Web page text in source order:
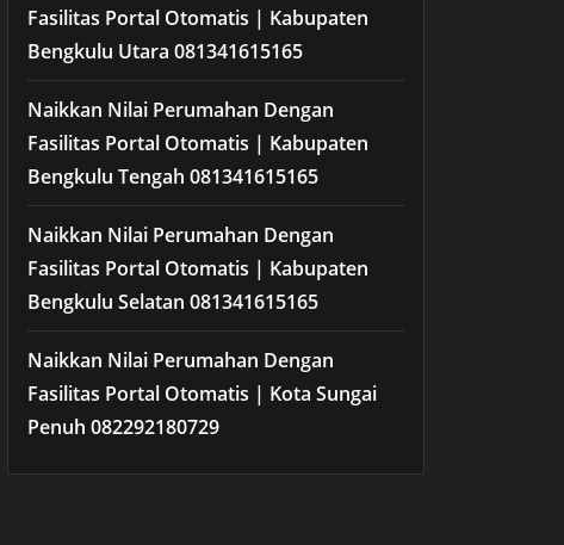
Fasilitas Portal Otomatis | Kabupaten
Bengkulu Utara 081341615165
Naikkan Nilai Perumahan Dengan
Fasilitas Portal Otomatis | Kabupaten
Bengkulu Tengah 081341615165
Naikkan Nilai Perumahan Dengan
Fasilitas Portal Otomatis | Kabupaten
Bengkulu Selatan 081341615165
Naikkan Nilai Perumahan Dengan
Fasilitas Portal Otomatis | Kota Sungai
Penuh 082292180729